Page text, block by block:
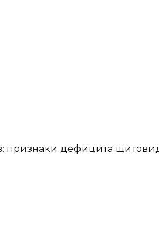
признаки дефицита